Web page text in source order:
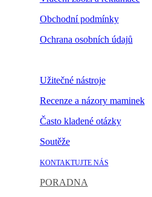
Obchodní podmínky
Ochrana osobních údajů
Užitečné nástroje
Recenze a názory maminek
Často kladené otázky
Soutěže
KONTAKTUJTE NÁS
PORADNA